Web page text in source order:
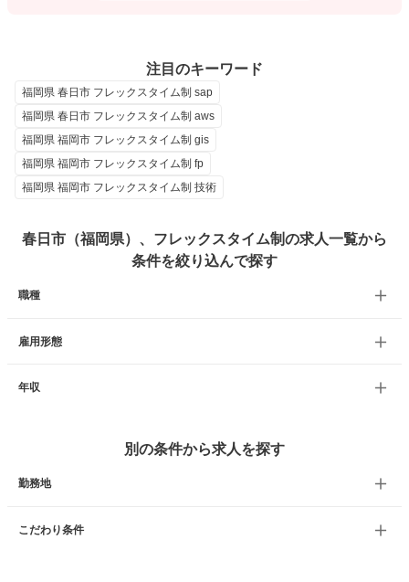
注目のキーワード
福岡県 春日市 フレックスタイム制 sap
福岡県 春日市 フレックスタイム制 aws
福岡県 福岡市 フレックスタイム制 gis
福岡県 福岡市 フレックスタイム制 fp
福岡県 福岡市 フレックスタイム制 技術
春日市（福岡県）、フレックスタイム制の求人一覧から
条件を絞り込んで探す
職種
雇用形態
年収
別の条件から求人を探す
勤務地
こだわり条件